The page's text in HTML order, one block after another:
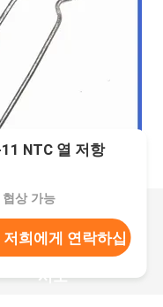
NTC 열 저항
협상 가능
저희에게 연락하십
시오